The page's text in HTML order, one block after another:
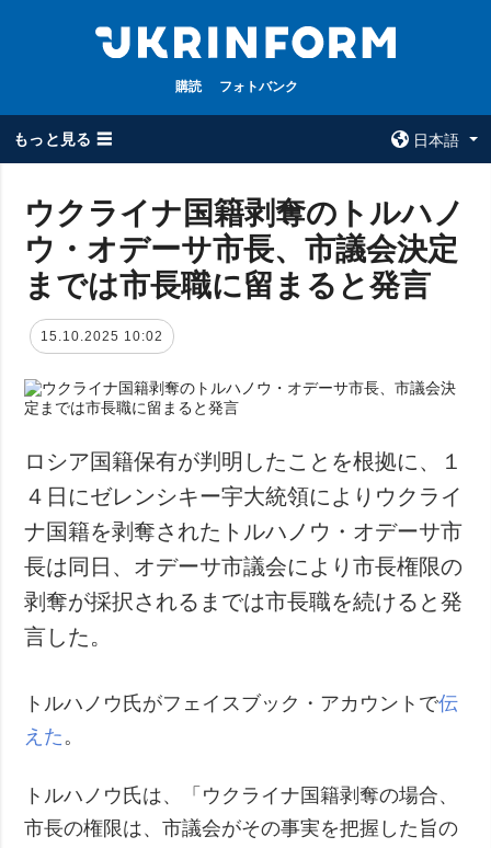
購読 フォトバンク
もっと見る ☰
日本語
全てのトピック
戦争
政治
経済・復興
防衛
社会・文化
スポーツ
犯罪
事故・緊急事態
ウクルインフォ
ルム
ウクルインフォル
追加
特集
写真
動画
サービス
ウクライナ国籍剥奪のトルハノ
ウ・オデーサ市長、市議会決定
までは市長職に留まると発言
15.10.2025 10:02
ロシア国籍保有が判明したことを根拠に、１
４日にゼレンシキー宇大統領によりウクライ
ナ国籍を剥奪されたトルハノウ・オデーサ市
長は同日、オデーサ市議会により市長権限の
剥奪が採択されるまでは市長職を続けると発
言した。
トルハノウ氏がフェイスブック・アカウントで伝
えた 。
トルハノウ氏は、「ウクライナ国籍剥奪の場合、
市長の権限は、市議会がその事実を把握した旨の